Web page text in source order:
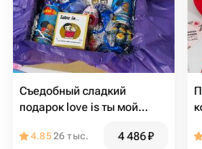
Съедобный сладкий
подарок love is ты мой
4.8526 тыс. 4 486₽